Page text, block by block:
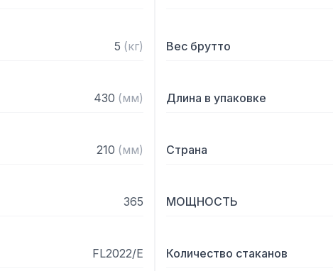
Комплектация:
– 2 нейлоновые мешалки
5 (кг) Вес брутто
430 (мм) Длина в упаковке
210 (мм) Страна
365 МОЩНОСТЬ
FL2022/E Количество стаканов